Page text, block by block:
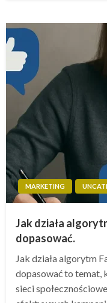
MARKETING
Jak działa
dopasować.
Jak działa algorytm
dopasować to temat,
sieci